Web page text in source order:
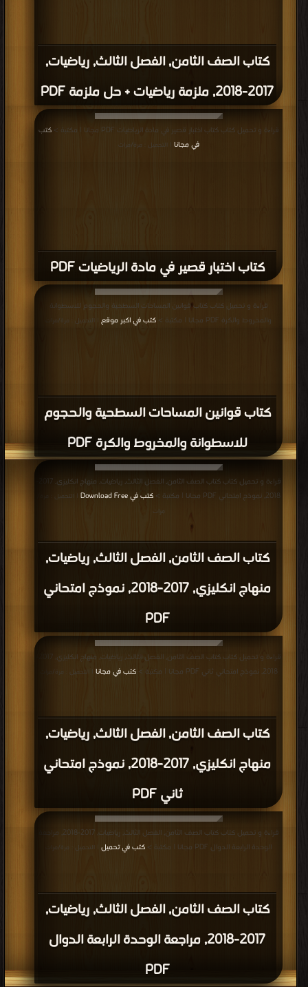
كتاب الصف الثامن, الفصل الثالث, رياضيات,
2017-2018, ملزمة رياضيات + حل ملزمة PDF
كتاب اختبار قصير في مادة الرياضيات PDF
قراءة و تحميل كتاب كتاب اختبار قصير في مادة الرياضيات PDF مجانا | مكتبة >
كتب
في مجانا | التحميل : مرة/مرات
كتاب قوانين المساحات السطحية والحجوم
للاسطوانة والمخروط والكرة PDF
قراءة و تحميل كتاب كتاب قوانين المساحات السطحية والحجوم للاسطوانة
والمخروط والكرة PDF مجانا | مكتبة >
كتب في اكبر موقع | التحميل : مرة/مرات
كتاب الصف الثامن, الفصل الثالث, رياضيات,
منهاج انكليزي, 2017-2018, نموذج امتحاني
PDF
2018, نموذج امتحاني PDF مجانا | مكتبة >
كتب في Download Free
| التحميل : مرة/
مرات
كتاب الصف الثامن, الفصل الثالث, رياضيات,
منهاج انكليزي, 2017-2018, نموذج امتحاني
ثاني PDF
2018, نموذج امتحاني ثاني PDF مجانا | مكتبة >
كتب في مجانا | التحميل : مرة/مرات
كتاب الصف الثامن, الفصل الثالث, رياضيات,
2017-2018, مراجعة الوحدة الرابعة الدوال
PDF
قراءة و تحميل كتاب كتاب الصف الثامن, الفصل الثالث, رياضيات, 2017-2018, مراجعة
الوحدة الرابعة الدوال PDF مجانا | مكتبة >
كتب في تحميل | التحميل : مرة/مرات